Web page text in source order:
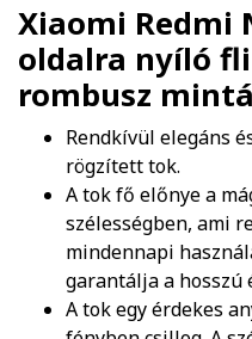
Xiaomi Redmi
oldalra nyíló
rombusz
Rendkívül elegáns
rögzített tok.
A tok fő előnye a
szélességben, ami
mindennapi
garantálja a hosszú
A tok egy érdekes